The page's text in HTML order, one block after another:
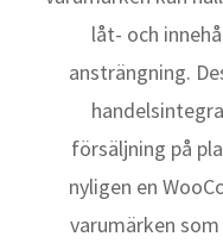
låt- och
ansträngning.
försäljning på
nyligen en
varumärken